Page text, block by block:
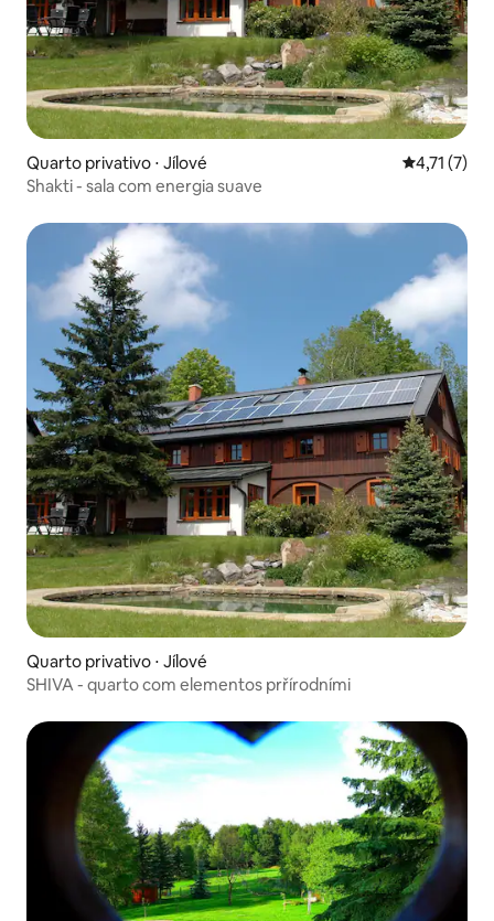
Quarto privativo ⋅ Jílové 4,71 de
4,71 (7)
Shakti - sala com energia suave
Quarto privativo ⋅ Jílové
SHIVA - quarto com elementos prřírodními